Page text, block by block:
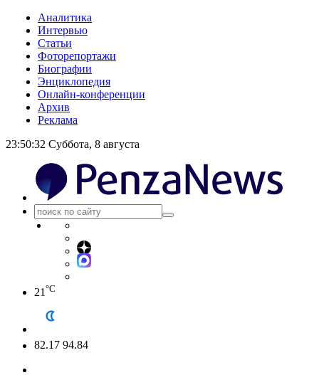
Аналитика
Интервью
Статьи
Фоторепортажи
Биографии
Энциклопедия
Онлайн-конференции
Архив
Реклама
23:50:32 Суббота, 8 августа
21 °C
82.17 94.84